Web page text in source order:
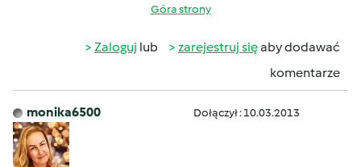
Góra strony
Zaloguj lub zarejestruj sięaby dodawać
komentarze
monika6500 Dołączył : 10.03.2013